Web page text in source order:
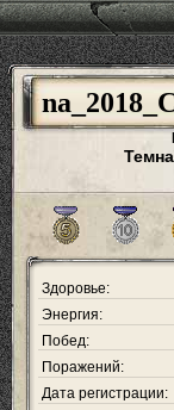
Здоровье:
Энергия:
Побед:
Поражений:
Дата регистрации: